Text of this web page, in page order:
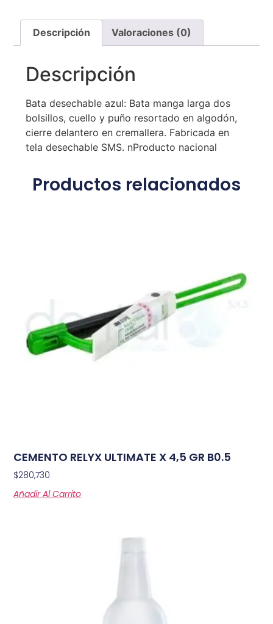
Descripción Valoraciones (0)
Descripción
Bata desechable azul: Bata manga larga dos
bolsillos, cuello y puño resortado en algodón,
cierre delantero en cremallera. Fabricada en
tela desechable SMS. nProducto nacional
Productos relacionados
CEMENTO RELYX ULTIMATE X 4,5 GR B0.5
$280,730
Añadir Al Carrito